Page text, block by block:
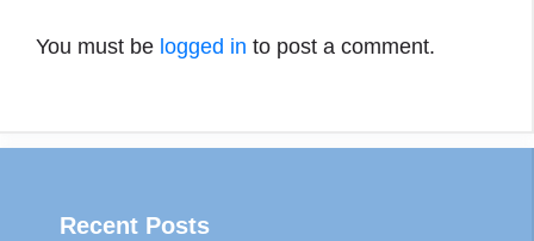
You must be logged in to post a comment.
Recent Posts